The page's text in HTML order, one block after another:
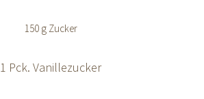
150 g Zucker
1 Pck. Vanillezucker